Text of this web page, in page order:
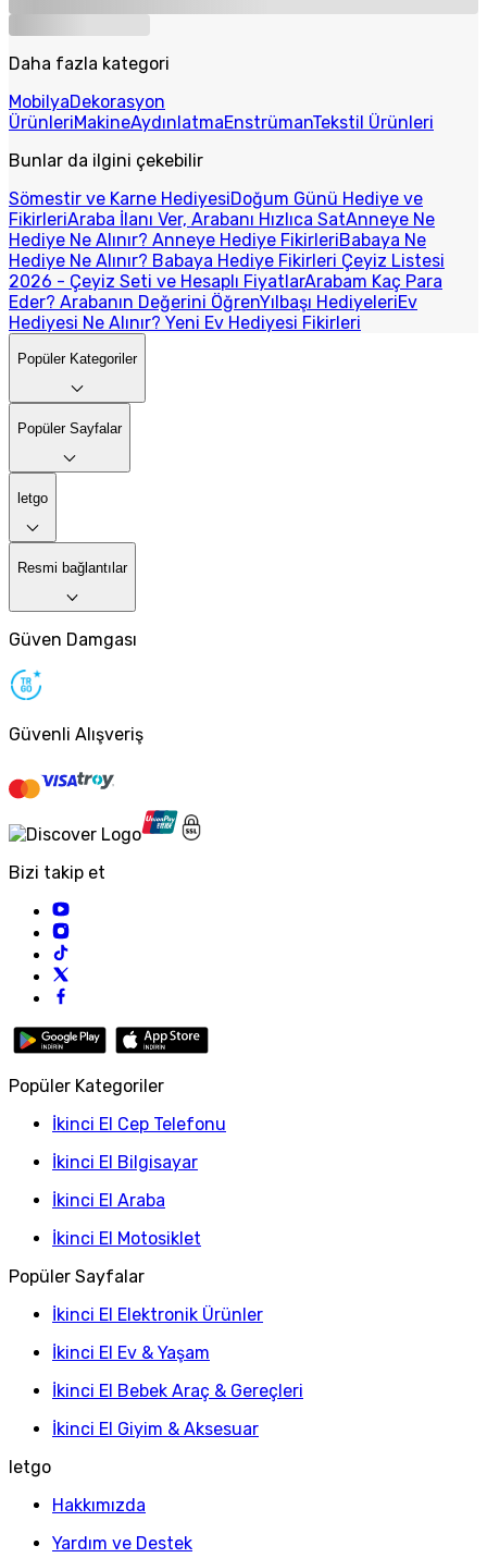
Daha fazla kategori
MobilyaDekorasyon
ÜrünleriMakineAydınlatmaEnstrümanTekstil Ürünleri
Bunlar da ilgini çekebilir
Sömestir ve Karne HediyesiDoğum Günü Hediye ve
FikirleriAraba İlanı Ver, Arabanı Hızlıca SatAnneye Ne
Hediye Ne Alınır? Anneye Hediye FikirleriBabaya Ne
Hediye Ne Alınır? Babaya Hediye Fikirleri Çeyiz Listesi
2026 - Çeyiz Seti ve Hesaplı FiyatlarArabam Kaç Para
Eder? Arabanın Değerini ÖğrenYılbaşı HediyeleriEv
Hediyesi Ne Alınır? Yeni Ev Hediyesi Fikirleri
Popüler Kategoriler
Popüler Sayfalar
letgo
Resmi bağlantılar
Güven Damgası
Güvenli Alışveriş
Bizi takip et
Popüler Kategoriler
İkinci El Cep Telefonu
İkinci El Bilgisayar
İkinci El Araba
İkinci El Motosiklet
Popüler Sayfalar
İkinci El Elektronik Ürünler
İkinci El Ev & Yaşam
İkinci El Bebek Araç & Gereçleri
İkinci El Giyim & Aksesuar
letgo
Hakkımızda
Yardım ve Destek